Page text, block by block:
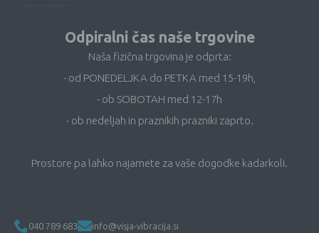
Odpiralni čas naše trgovine
Naša fizična trgovina je odprta:
- od PONEDELJKA do PETKA med 15-19h,
- ob SOBOTAH med 12-17h
- ob nedeljah in praznikih prazniki zaprto.
Prostore pa lahko najamete za vaše dogodke kadarkoli.
040 789 683
info@visja-vibracija.si